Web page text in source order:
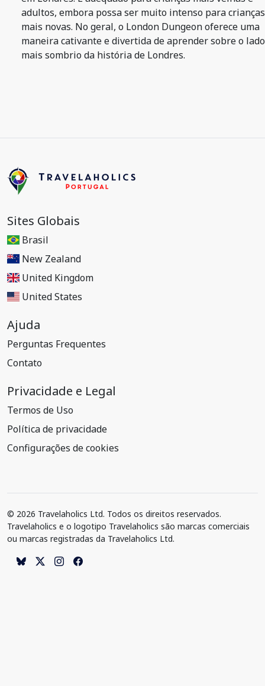
adultos, embora possa ser muito intenso para crianças
mais novas. No geral, o London Dungeon oferece uma
maneira cativante e divertida de aprender sobre o lado
mais sombrio da história de Londres.
Sites Globais
Brasil
New Zealand
United Kingdom
United States
Ajuda
Perguntas Frequentes
Contato
Privacidade e Legal
Termos de Uso
Política de privacidade
Configurações de cookies
© 2026 Travelaholics Ltd. Todos os direitos reservados.
Travelaholics e o logotipo Travelaholics são marcas comerciais
ou marcas registradas da Travelaholics Ltd.